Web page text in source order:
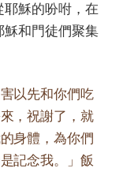
穌的吩咐，在
穌和門徒們聚集
以先和你們吃
，祝謝了，就
身體，為你們
記念我。」飯